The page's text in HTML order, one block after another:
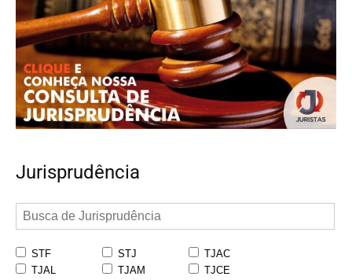
Jurisprudência
STF STJ
TJAC
TJAL
TJAM
TJCE